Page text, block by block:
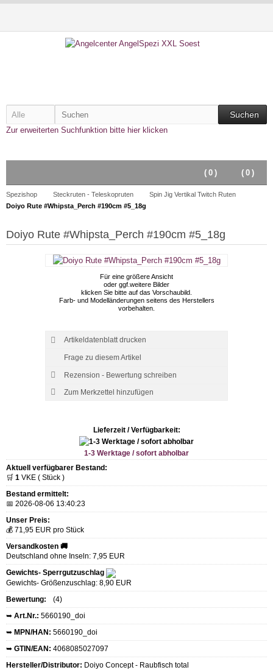
Suchen
Zur erweiterten Suchfunktion bitte hier klicken
( 0 )
( 0 )
Spezishop Steckruten - Teleskopruten
Spin Jig Vertikal Twitch Ruten
Doiyo Rute #Whipsta_Perch #190cm #5_18g
Doiyo Rute #Whipsta_Perch #190cm #5_18g
Für eine größere Ansicht
oder ggf.weitere Bilder
klicken Sie bitte auf das Vorschaubild.
Farb- und Modelländerungen seitens des Herstellers
vorbehalten.
Artikeldatenblatt drucken
Frage zu diesem Artikel
Rezension - Bewertung schreiben
Lieferzeit / Verfügbarkeit:
1-3 Werktage / sofort abholbar
Aktuell verfügbarer Bestand:
🛒 1 VKE ( Stück )
Bestand ermittelt:
📅 2026-08-06 13:40:23
Unser Preis:
💰 71,95 EUR pro Stück
Versandkosten 🚚
Deutschland ohne Inseln: 7,95 EUR
Gewichts- Sperrgutzuschlag
Gewichts- Größenzuschlag: 8,90 EUR
Bewertung:
(4)
➥ Art.Nr.: 5660190_doi
➥ MPN/HAN: 5660190_doi
➥ GTIN/EAN: 4068085027097
Hersteller/Distributor: Doiyo Concept - Raubfisch total